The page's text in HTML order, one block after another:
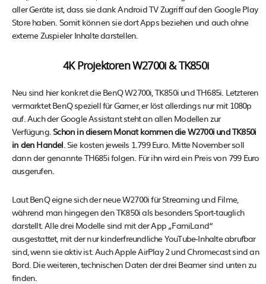
aller Geräte ist, dass sie dank Android TV Zugriff auf den Google Play
Store haben. Somit können sie dort Apps beziehen und auch ohne
externe Zuspieler Inhalte darstellen.
4K Projektoren W2700i & TK850i
Neu sind hier konkret die BenQ W2700i, TK850i und TH685i. Letzteren
vermarktet BenQ speziell für Gamer, er löst allerdings nur mit 1080p
auf. Auch der Google Assistant steht an allen Modellen zur
Verfügung. Schon in diesem Monat kommen die W2700i und TK850i
in den Handel. Sie kosten jeweils 1.799 Euro. Mitte November soll
dann der genannte TH685i folgen. Für ihn wird ein Preis von 799 Euro
ausgerufen.
Laut BenQ eigne sich der neue W2700i für Streaming und Filme,
während man hingegen den TK850i als besonders Sport-tauglich
darstellt. Alle drei Modelle sind mit der App „FamiLand“
ausgestattet, mit der nur kinderfreundliche YouTube-Inhalte abrufbar
sind, wenn sie aktiv ist. Auch Apple AirPlay 2 und Chromecast sind an
Bord. Die weiteren, technischen Daten der drei Beamer sind unten zu
finden.